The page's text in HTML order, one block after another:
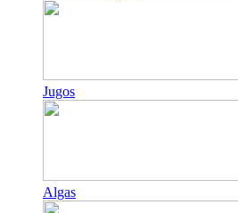
Jugos
Algas